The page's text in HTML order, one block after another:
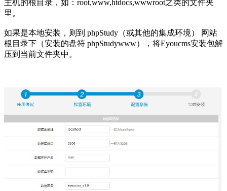
主机的根目录，如：root,www,htdocs,wwwroot之类的文件夹
里。
如果是本地安装，则 到 phpStudy（或其他的集成环境） 网站
根目录下（安装的盘符 phpStudywww），将Eyoucms安装包解
压到当前文件夹中。